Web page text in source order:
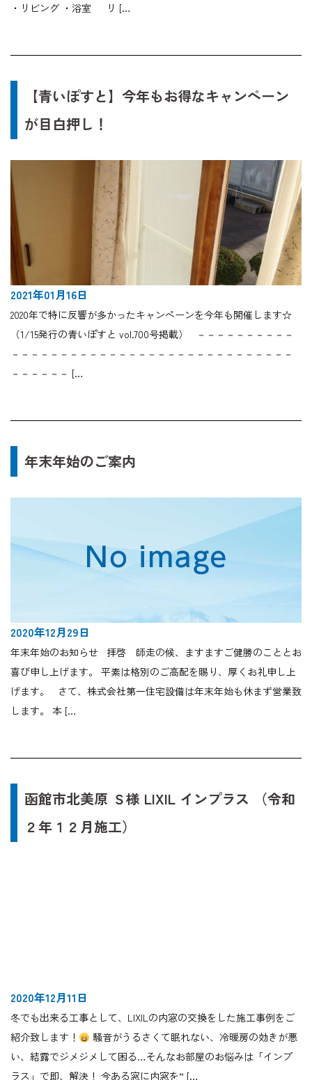
・リビング ・浴室 リ […
【青いぽすと】今年もお得なキャンペーン
が目白押し！
2021年01月16日
2020年で特に反響が多かったキャンペーンを今年も開催します☆
（1/15発行の青いぽすと vol.700号掲載） －－－－－－－－－－
－－－－－－－－－－－－－－－－－－－－－－－－－－－－－
－－－－－－ […
年末年始のご案内
2020年12月29日
年末年始のお知らせ 拝啓 師走の候、ますますご健勝のこととお
喜び申し上げます。 平素は格別のご高配を賜り、厚くお礼申し上
げます。 さて、株式会社第一住宅設備は年末年始も休まず営業致
します。 本 […
函館市北美原 Ｓ様 LIXIL インプラス （令和
２年１２月施工）
2020年12月11日
冬でも出来る工事として、LIXILの内窓の交換をした施工事例をご
紹介致します！
騒音がうるさくて眠れない、冷暖房の効きが悪
い、結露でジメジメして困る…そんなお部屋のお悩みは「インプ
ラス」で即、解決！ 今ある窓に内窓を“ […